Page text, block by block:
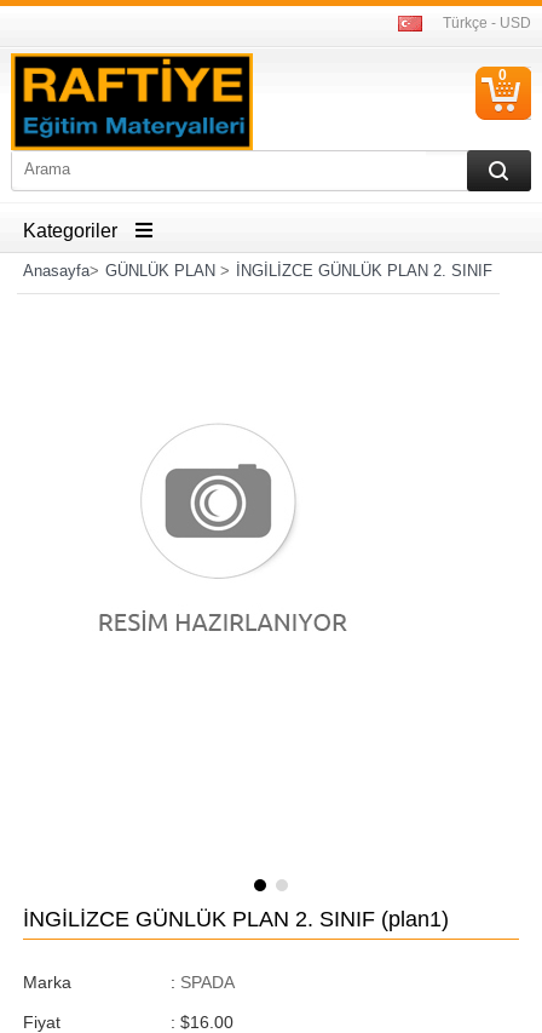
Türkçe - USD
0
Kategoriler
Anasayfa> GÜNLÜK PLAN > İNGİLİZCE GÜNLÜK PLAN 2. SINIF
İNGİLİZCE GÜNLÜK PLAN 2. SINIF (plan1)
Marka : SPADA
Fiyat : $16.00